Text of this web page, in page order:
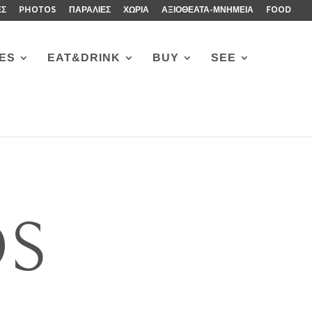
PHOTOS ΠΑΡΑΛΙΕΣ ΧΩΡΙΑ ΑΞΙΟΘΕΑΤΑ-ΜΝΗΜΕΙΑ FOOD
EAT&DRINK BUY SEE